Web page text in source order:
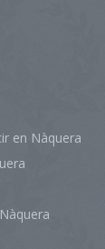
en Nàquera